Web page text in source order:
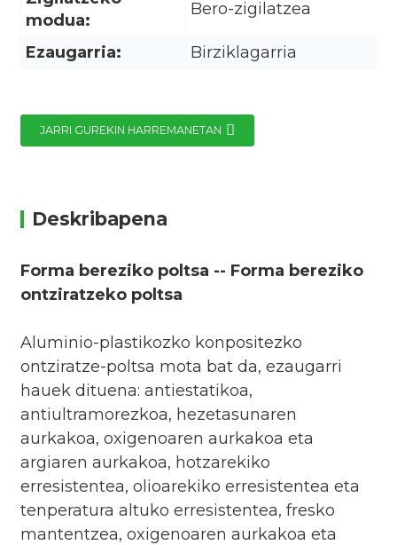
modua:
Bero-zigilatzea
Ezaugarria: Birziklagarria
JARRI GUREKIN HARREMANETAN
Deskribapena
Forma bereziko poltsa -- Forma bereziko
ontziratzeko poltsa
Aluminio-plastikozko konpositezko
ontziratze-poltsa mota bat da, ezaugarri
hauek dituena: antiestatikoa,
antiultramorezkoa, hezetasunaren
aurkakoa, oxigenoaren aurkakoa eta
argiaren aurkakoa, hotzarekiko
erresistentea, olioarekiko erresistentea eta
tenperatura altuko erresistentea, fresko
mantentzea, oxigenoaren aurkakoa eta